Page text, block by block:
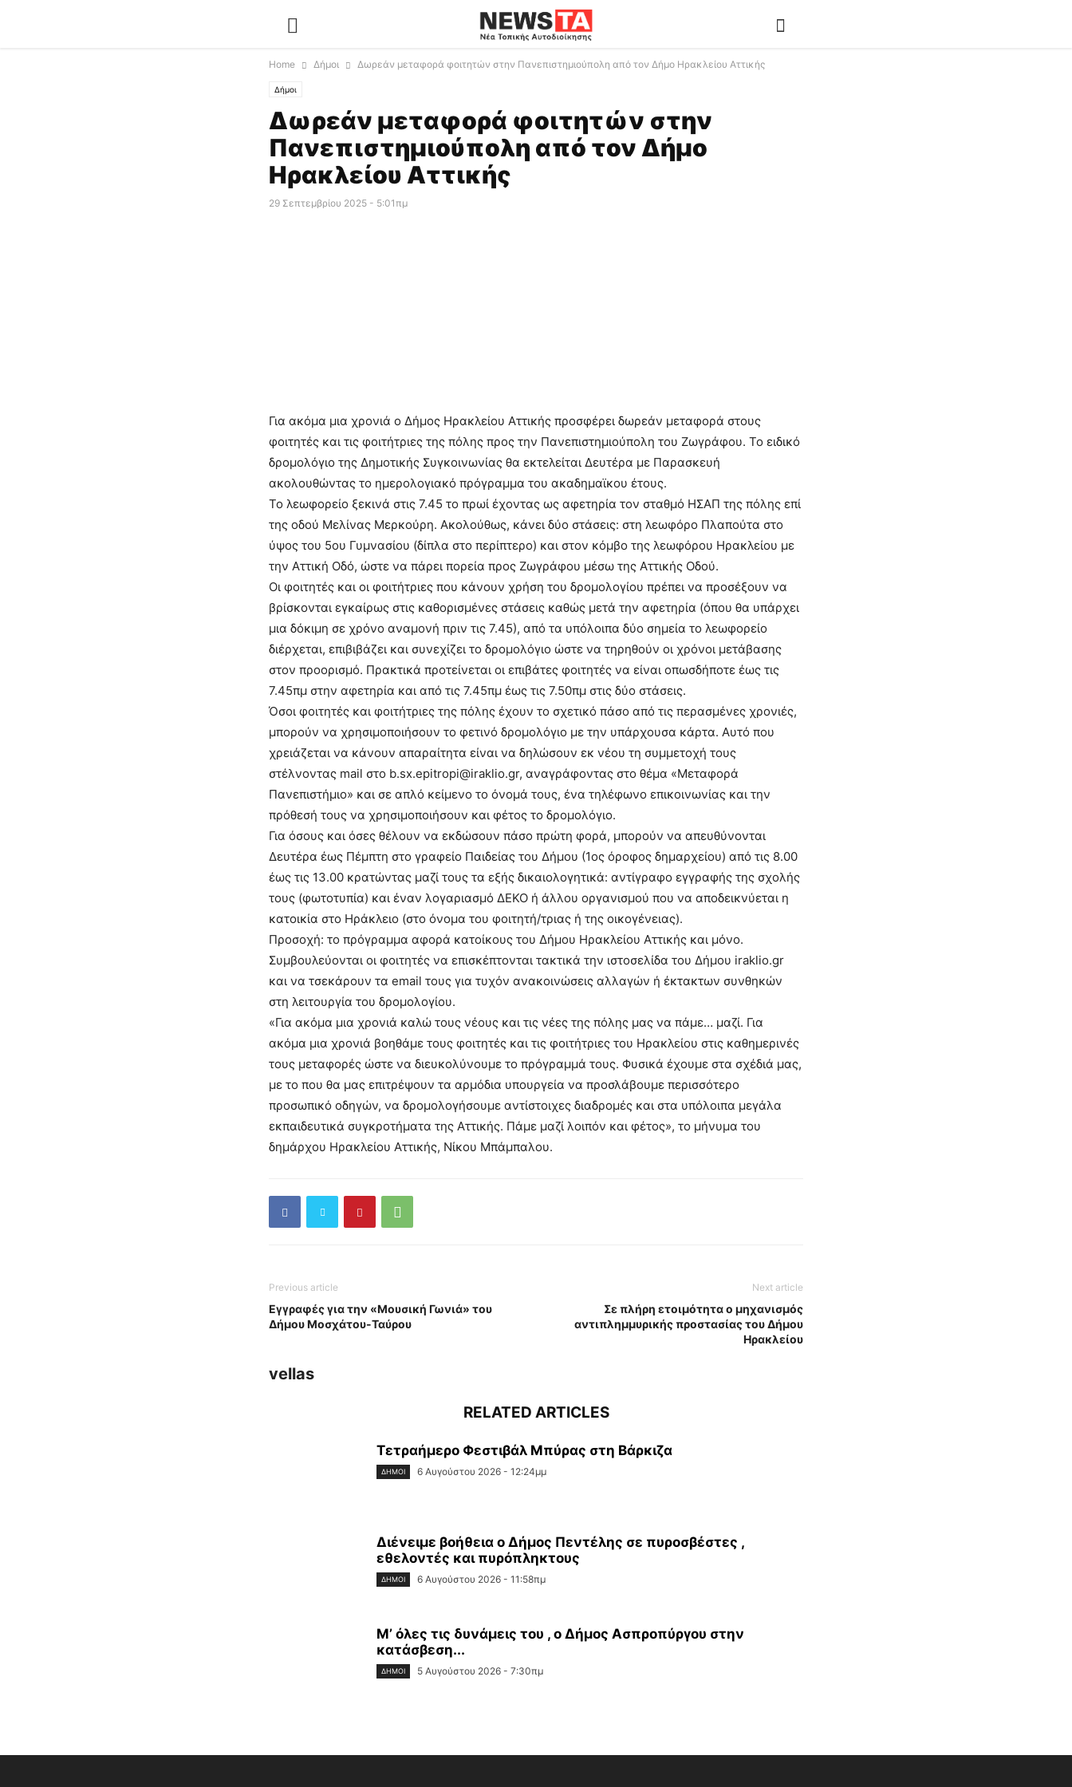
Home Δήμοι Δωρεάν μεταφορά φοιτητών στην Πανεπιστημιούπολη από τον Δήμο Ηρακλείου Αττικής
Δήμοι
Δωρεάν μεταφορά φοιτητών στην
Πανεπιστημιούπολη από τον Δήμο
Ηρακλείου Αττικής
29 Σεπτεμβρίου 2025 - 5:01πμ
Για ακόμα μια χρονιά ο Δήμος Ηρακλείου Αττικής προσφέρει δωρεάν μεταφορά στους
φοιτητές και τις φοιτήτριες της πόλης προς την Πανεπιστημιούπολη του Ζωγράφου. Το ειδικό
δρομολόγιο της Δημοτικής Συγκοινωνίας θα εκτελείται Δευτέρα με Παρασκευή
ακολουθώντας το ημερολογιακό πρόγραμμα του ακαδημαϊκου έτους.
Το λεωφορείο ξεκινά στις 7.45 το πρωί έχοντας ως αφετηρία τον σταθμό ΗΣΑΠ της πόλης επί
της οδού Μελίνας Μερκούρη. Ακολούθως, κάνει δύο στάσεις: στη λεωφόρο Πλαπούτα στο
ύψος του 5ου Γυμνασίου (δίπλα στο περίπτερο) και στον κόμβο της λεωφόρου Ηρακλείου με
την Αττική Οδό, ώστε να πάρει πορεία προς Ζωγράφου μέσω της Αττικής Οδού.
Οι φοιτητές και οι φοιτήτριες που κάνουν χρήση του δρομολογίου πρέπει να προσέξουν να
βρίσκονται εγκαίρως στις καθορισμένες στάσεις καθώς μετά την αφετηρία (όπου θα υπάρχει
μια δόκιμη σε χρόνο αναμονή πριν τις 7.45), από τα υπόλοιπα δύο σημεία το λεωφορείο
διέρχεται, επιβιβάζει και συνεχίζει το δρομολόγιο ώστε να τηρηθούν οι χρόνοι μετάβασης
στον προορισμό. Πρακτικά προτείνεται οι επιβάτες φοιτητές να είναι οπωσδήποτε έως τις
7.45πμ στην αφετηρία και από τις 7.45πμ έως τις 7.50πμ στις δύο στάσεις.
Όσοι φοιτητές και φοιτήτριες της πόλης έχουν το σχετικό πάσο από τις περασμένες χρονιές,
μπορούν να χρησιμοποιήσουν το φετινό δρομολόγιο με την υπάρχουσα κάρτα. Αυτό που
χρειάζεται να κάνουν απαραίτητα είναι να δηλώσουν εκ νέου τη συμμετοχή τους
στέλνοντας mail στο b.sx.epitropi@iraklio.gr, αναγράφοντας στο θέμα «Μεταφορά
Πανεπιστήμιο» και σε απλό κείμενο το όνομά τους, ένα τηλέφωνο επικοινωνίας και την
πρόθεσή τους να χρησιμοποιήσουν και φέτος το δρομολόγιο.
Για όσους και όσες θέλουν να εκδώσουν πάσο πρώτη φορά, μπορούν να απευθύνονται
Δευτέρα έως Πέμπτη στο γραφείο Παιδείας του Δήμου (1ος όροφος δημαρχείου) από τις 8.00
έως τις 13.00 κρατώντας μαζί τους τα εξής δικαιολογητικά: αντίγραφο εγγραφής της σχολής
τους (φωτοτυπία) και έναν λογαριασμό ΔΕΚΟ ή άλλου οργανισμού που να αποδεικνύεται η
κατοικία στο Ηράκλειο (στο όνομα του φοιτητή/τριας ή της οικογένειας).
Προσοχή: το πρόγραμμα αφορά κατοίκους του Δήμου Ηρακλείου Αττικής και μόνο.
Συμβουλεύονται οι φοιτητές να επισκέπτονται τακτικά την ιστοσελίδα του Δήμου iraklio.gr
και να τσεκάρουν τα email τους για τυχόν ανακοινώσεις αλλαγών ή έκτακτων συνθηκών
στη λειτουργία του δρομολογίου.
«Για ακόμα μια χρονιά καλώ τους νέους και τις νέες της πόλης μας να πάμε… μαζί. Για
ακόμα μια χρονιά βοηθάμε τους φοιτητές και τις φοιτήτριες του Ηρακλείου στις καθημερινές
τους μεταφορές ώστε να διευκολύνουμε το πρόγραμμά τους. Φυσικά έχουμε στα σχέδιά μας,
με το που θα μας επιτρέψουν τα αρμόδια υπουργεία να προσλάβουμε περισσότερο
προσωπικό οδηγών, να δρομολογήσουμε αντίστοιχες διαδρομές και στα υπόλοιπα μεγάλα
εκπαιδευτικά συγκροτήματα της Αττικής. Πάμε μαζί λοιπόν και φέτος», το μήνυμα του
δημάρχου Ηρακλείου Αττικής, Νίκου Μπάμπαλου.
Previous article
Eγγραφές για την «Μουσική Γωνιά» του
Δήμου Μοσχάτου-Ταύρου
Next article
Σε πλήρη ετοιμότητα ο μηχανισμός
αντιπλημμυρικής προστασίας του Δήμου
Ηρακλείου
vellas
RELATED ARTICLES
Τετραήμερο Φεστιβάλ Μπύρας στη Βάρκιζα
ΔΉΜΟΙ 6 Αυγούστου 2026 - 12:24μμ
Διένειμε βοήθεια ο Δήμος Πεντέλης σε πυροσβέστες ,
εθελοντές και πυρόπληκτους
ΔΉΜΟΙ 6 Αυγούστου 2026 - 11:58πμ
Μ’ όλες τις δυνάμεις του , ο Δήμος Ασπροπύργου στην
κατάσβεση...
ΔΉΜΟΙ 5 Αυγούστου 2026 - 7:30πμ